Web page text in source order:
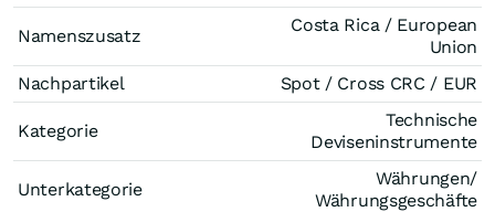
Namenszusatz
Costa Rica / European
Union
Nachpartikel
Spot / Cross CRC / EUR
Kategorie
Technische
Deviseninstrumente
Unterkategorie
Währungen/
Währungsgeschäfte